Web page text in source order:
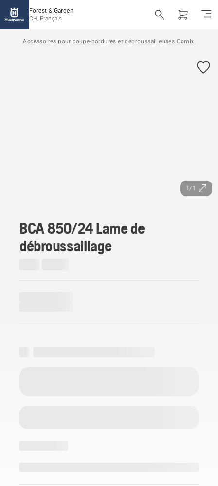
Forest & Garden
CH, Français
Accessoires pour coupe-bordures et débroussailleuses Combi
1/1
BCA 850/24 Lame de
débroussaillage